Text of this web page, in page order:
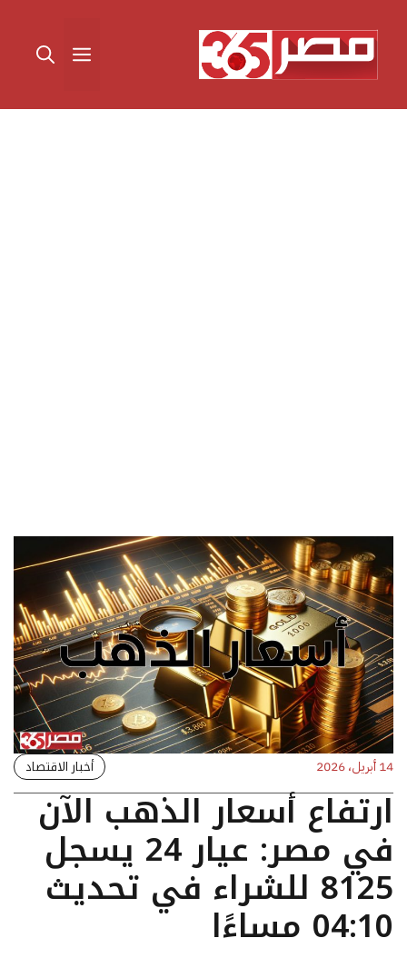
المحتوى القائمة
14 أبريل، 2026 أخبار الاقتصاد
ارتفاع أسعار الذهب الآن
في مصر: عيار 24 يسجل
8125 للشراء في تحديث
04:10 مساءًا